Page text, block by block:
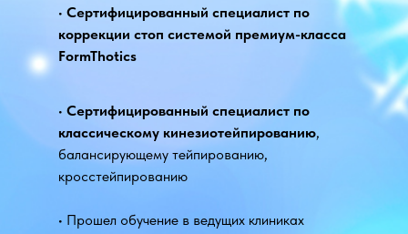
• Сертифицированный специалист по
коррекции стоп системой премиум-класса
FormThotics
• Сертифицированный специалист по
классическому кинезиотейпированию,
балансирующему тейпированию,
кросстейпированию
• Прошел обучение в ведущих клиниках